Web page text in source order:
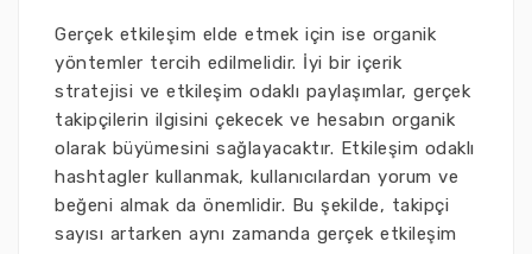
Gerçek etkileşim elde etmek için ise organik
yöntemler tercih edilmelidir. İyi bir içerik
stratejisi ve etkileşim odaklı paylaşımlar, gerçek
takipçilerin ilgisini çekecek ve hesabın organik
olarak büyümesini sağlayacaktır. Etkileşim odaklı
hashtagler kullanmak, kullanıcılardan yorum ve
beğeni almak da önemlidir. Bu şekilde, takipçi
sayısı artarken aynı zamanda gerçek etkileşim